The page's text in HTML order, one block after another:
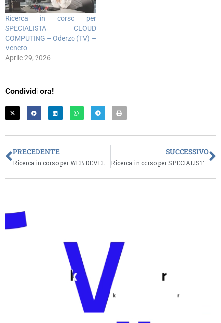
Ricerca in corso per
SPECIALISTA CLOUD
COMPUTING – Oderzo (TV) –
Veneto
Aprile 29, 2026
Condividi ora!
PRECEDENTE SUCCESSIVO
Ricerca in corso per SPECIALISTA IN INNOVAZIONE E PROCESSI DIGITALI – Oderzo (TV) – Veneto